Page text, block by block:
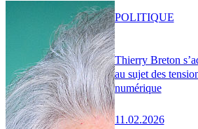
Thierry Breton
au sujet des
numérique
11.02.2026
POLITIQUE